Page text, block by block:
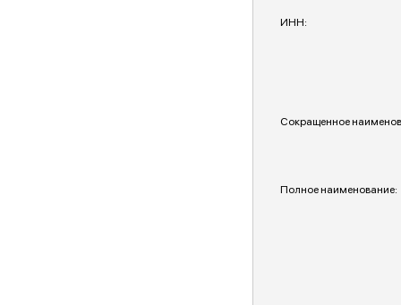
ИНН:
Сокращенное
Полное наименование: